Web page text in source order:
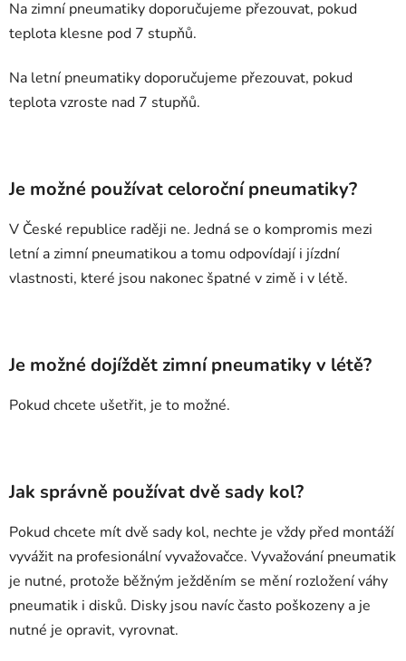
Na zimní pneumatiky doporučujeme přezouvat, pokud
teplota klesne pod 7 stupňů.
Na letní pneumatiky doporučujeme přezouvat, pokud
teplota vzroste nad 7 stupňů.
Je možné používat celoroční pneumatiky?
V České republice raději ne. Jedná se o kompromis mezi
letní a zimní pneumatikou a tomu odpovídají i jízdní
vlastnosti, které jsou nakonec špatné v zimě i v létě.
Je možné dojíždět zimní pneumatiky v létě?
Pokud chcete ušetřit, je to možné.
Jak správně používat dvě sady kol?
Pokud chcete mít dvě sady kol, nechte je vždy před montáží
vyvážit na profesionální vyvažovačce. Vyvažování pneumatik
je nutné, protože běžným ježděním se mění rozložení váhy
pneumatik i disků. Disky jsou navíc často poškozeny a je
nutné je opravit, vyrovnat.